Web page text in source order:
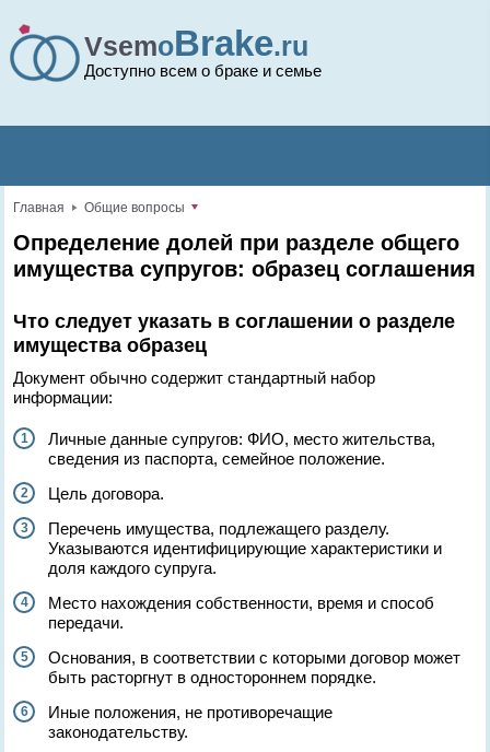
VsemoBrake.ru
Доступно всем о браке и семье
Главная Общие вопросы
Определение долей при разделе общего
имущества супругов: образец соглашения
Что следует указать в соглашении о разделе
имущества образец
Документ обычно содержит стандартный набор
информации:
Личные данные супругов: ФИО, место жительства,
сведения из паспорта, семейное положение.
Цель договора.
Перечень имущества, подлежащего разделу.
Указываются идентифицирующие характеристики и
доля каждого супруга.
Место нахождения собственности, время и способ
передачи.
Основания, в соответствии с которыми договор может
быть расторгнут в одностороннем порядке.
Иные положения, не противоречащие
законодательству.